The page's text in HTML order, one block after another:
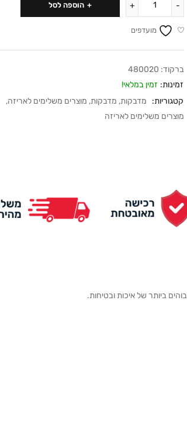
הוספה לסל
מועדפים
ברקוד: 480020
זמינות: זמין במלאי!
קטגוריות:
מדבקות, מדבקות, מוצרים משלימים לאריזה,
מוצרים משלימים לאריזה
ביותר של איכות ובטיחות.